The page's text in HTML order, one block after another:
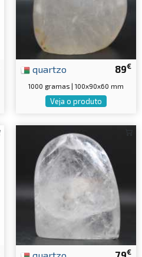
89€
quartzo
1000 gramas | 100x90x60 mm
Veja o produto
79€
quartzo